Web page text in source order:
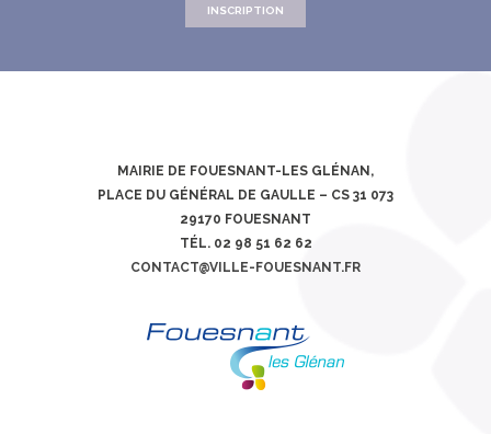
INSCRIPTION
MAIRIE DE FOUESNANT-LES GLÉNAN,
PLACE DU GÉNÉRAL DE GAULLE – CS 31 073
29170 FOUESNANT
TÉL. 02 98 51 62 62
CONTACT@VILLE-FOUESNANT.FR